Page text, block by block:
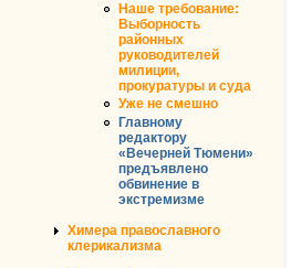
Наше требование:
Выборность
районных
руководителей
милиции,
прокуратуры и суда
Уже не смешно
Главному
редактору
«Вечерней Тюмени»
предъявлено
обвинение в
экстремизме
Химера православного
клерикализма